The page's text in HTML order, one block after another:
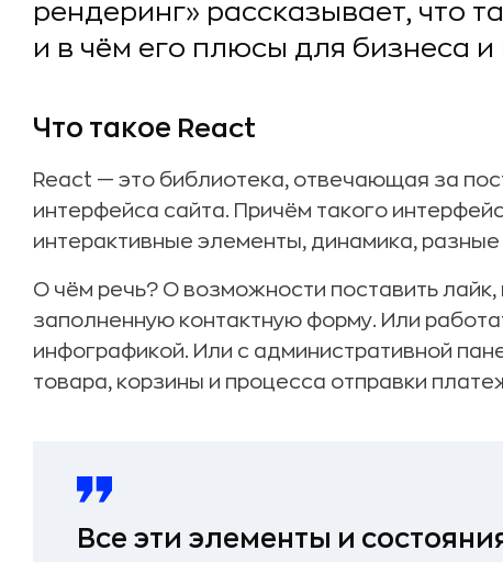
рендеринг» рассказывает, что
и в чём его плюсы для бизнеса
Что такое React
Reaсt — это библиотека, отвечающая за
интерфейса сайта. Причём такого
интерактивные элементы, динамика, разные
О чём речь? О возможности поставить лайк,
заполненную контактную форму. Или
инфографикой. Или с административной
товара, корзины и процесса отправки
Все эти элементы и